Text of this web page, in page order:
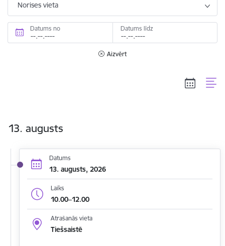
Norises vieta
Datums no Datums līdz
Aizvērt
13. augusts
Datums
13. augusts, 2026
Laiks
10.00–12.00
Atrašanās vieta
Tiešsaistē